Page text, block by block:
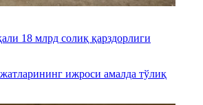
18 млрд солиқ қарздорлиги
ижроси амалда тўлиқ